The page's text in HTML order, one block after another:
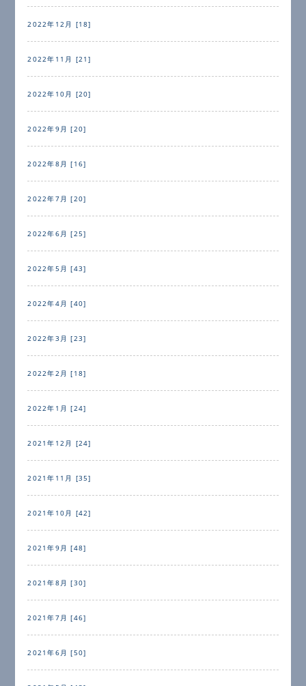
2022年12月 [18]
2022年11月 [21]
2022年10月 [20]
2022年9月 [20]
2022年8月 [16]
2022年7月 [20]
2022年6月 [25]
2022年5月 [43]
2022年4月 [40]
2022年3月 [23]
2022年2月 [18]
2022年1月 [24]
2021年12月 [24]
2021年11月 [35]
2021年10月 [42]
2021年9月 [48]
2021年8月 [30]
2021年7月 [46]
2021年6月 [50]